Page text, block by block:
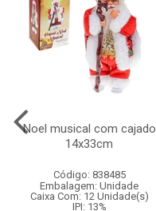
Noel musical com cajado
14x33cm
Código: 838485
Embalagem: Unidade
Caixa Com: 12 Unidade(s)
IPI: 13%